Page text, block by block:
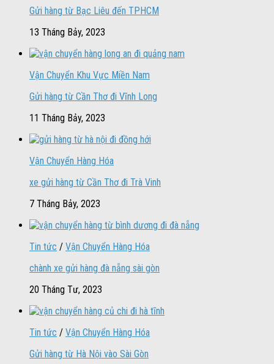
Gửi hàng từ Bạc Liêu đến TPHCM
13 Tháng Bảy, 2023
Vận Chuyển Khu Vực Miền Nam
Gửi hàng từ Cần Thơ đi Vĩnh Long
11 Tháng Bảy, 2023
Vận Chuyển Hàng Hóa
xe gửi hàng từ Cần Thơ đi Trà Vinh
7 Tháng Bảy, 2023
Tin tức / Vận Chuyển Hàng Hóa
chành xe gửi hàng đà nẵng sài gòn
20 Tháng Tư, 2023
Tin tức / Vận Chuyển Hàng Hóa
Gửi hàng từ Hà Nội vào Sài Gòn